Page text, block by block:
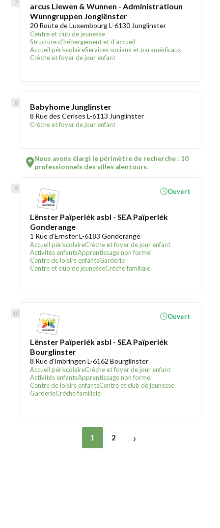
arcus Liewen & Wunnen - Administratioun
Wunngruppen Jonglënster
20 Route de Luxembourg L-6130 Junglinster
Centre et club de jeunesse
Structure d’hébergement et d’accueil
Accueil périscolaireServices sociaux et paramédicaux
Crèche et foyer de jour enfant
Babyhome Junglinster
8 Rue des Cerises L-6113 Junglinster
Crèche et foyer de jour enfant
Nous avons élargi le périmètre de recherche : 10
professionnels des villes alentours.
Lënster Païperlék asbl - SEA Païperlék
Gonderange
1 Rue d'Ernster L-6183 Gonderange
Accueil périscolaireCrèche et foyer de jour enfant
Activités enfantsApprentissage non formel
Centre de loisirs enfantsGarderie
Centre et club de jeunesseCrèche familiale
Ouvert
Lënster Païperlék asbl - SEA Païperlék
Bourglinster
8 Rue d'Imbringen L-6162 Bourglinster
Accueil périscolaireCrèche et foyer de jour enfant
Activités enfantsApprentissage non formel
Centre de loisirs enfantsCentre et club de jeunesse
GarderieCrèche familiale
Ouvert
1 2 ›